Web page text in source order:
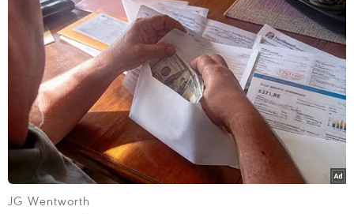
Chiếc phà mang tên Maharlika II chở ít nhất 84
người này đã bị chìm ở ngoài khơi hòn đảo Leyte
thuộc miền Trung Philippines. Cho tới nay, mới chỉ
có 14 người được các tàu thuyền cứu vớt.
JG Wentworth